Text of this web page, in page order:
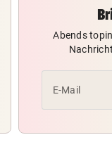
Abends
E-Mail